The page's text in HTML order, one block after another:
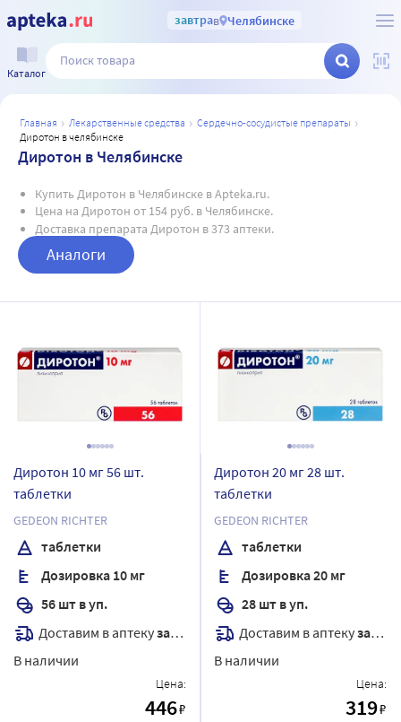
завтрав Челябинске
Каталог
главная лекарственные средства
сердечно-сосудистые препараты
диротон в челябинске
Диротон в Челябинске
Купить Диротон в Челябинске в Apteka.ru.
Цена на Диротон от 154 руб. в Челябинске.
Доставка препарата Диротон в 373 аптеки.
Аналоги
Диротон 10 мг 56 шт.
таблетки
GEDEON RICHTER
таблетки
Дозировка 10 мг
56 шт в уп.
Доставим в аптекузавтра
В наличии
Цена:
446₽
Диротон 20 мг 28 шт.
таблетки
GEDEON RICHTER
таблетки
Дозировка 20 мг
28 шт в уп.
Доставим в аптекузавтра
В наличии
Цена:
319₽